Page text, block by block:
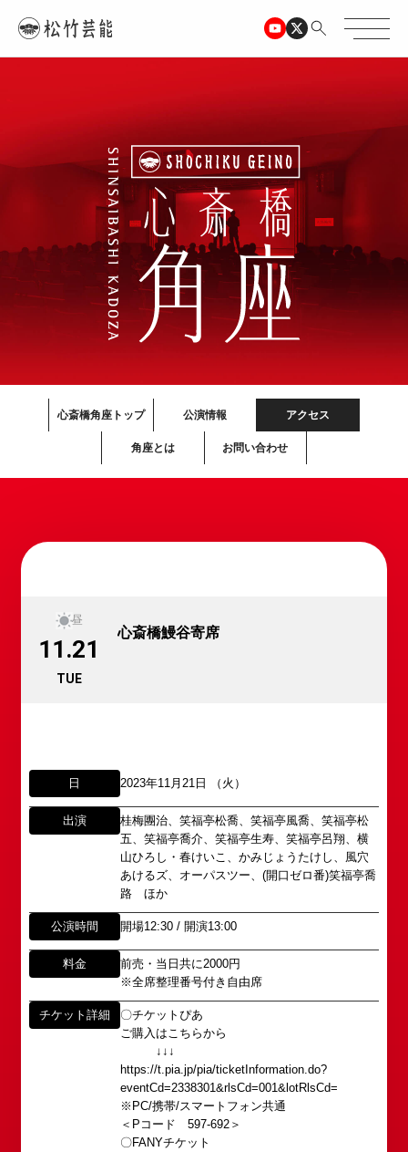
心斎橋角座トップ 公演情報 アクセス
角座とは お問い合わせ
昼
11.21
TUE
心斎橋鰻谷寄席
日 2023年11月21日 （火）
出演
桂梅團治、笑福亭松喬、笑福亭風喬、笑福亭松
五、笑福亭喬介、笑福亭生寿、笑福亭呂翔、横
山ひろし・春けいこ、かみじょうたけし、風穴
あけるズ、オーパスツー、(開口ゼロ番)笑福亭喬
路 ほか
公演時間 開場12:30 / 開演13:00
料金
前売・当日共に2000円
※全席整理番号付き自由席
チケット詳細
〇チケットぴあ
ご購入はこちらから
↓↓↓
https://t.pia.jp/pia/ticketInformation.do?
eventCd=2338301&rlsCd=001&lotRlsCd=
※PC/携帯/スマートフォン共通
＜Pコード 597-692＞
〇FANYチケット
「角座」の名称は、「角の芝居」と呼ばれた江戸時
代に遡ります。
「角座」はかつて、浪花座、中座、朝日座、弁天座
「五つ櫓」若しくは「道頓堀五座」と呼ばれ、
1960年～70年代には、上方演芸の殿堂として栄え
所属オーディションに関するお問い合わせ
以下のアドレスからお問い合わせ願います。
school@shochikugeino.jp
東京支社 タレント開発室：
school@shochikugeino.jp